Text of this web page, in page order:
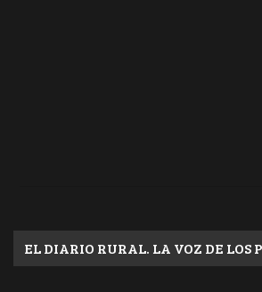
EL DIARIO RURAL. LA VOZ DE LOS